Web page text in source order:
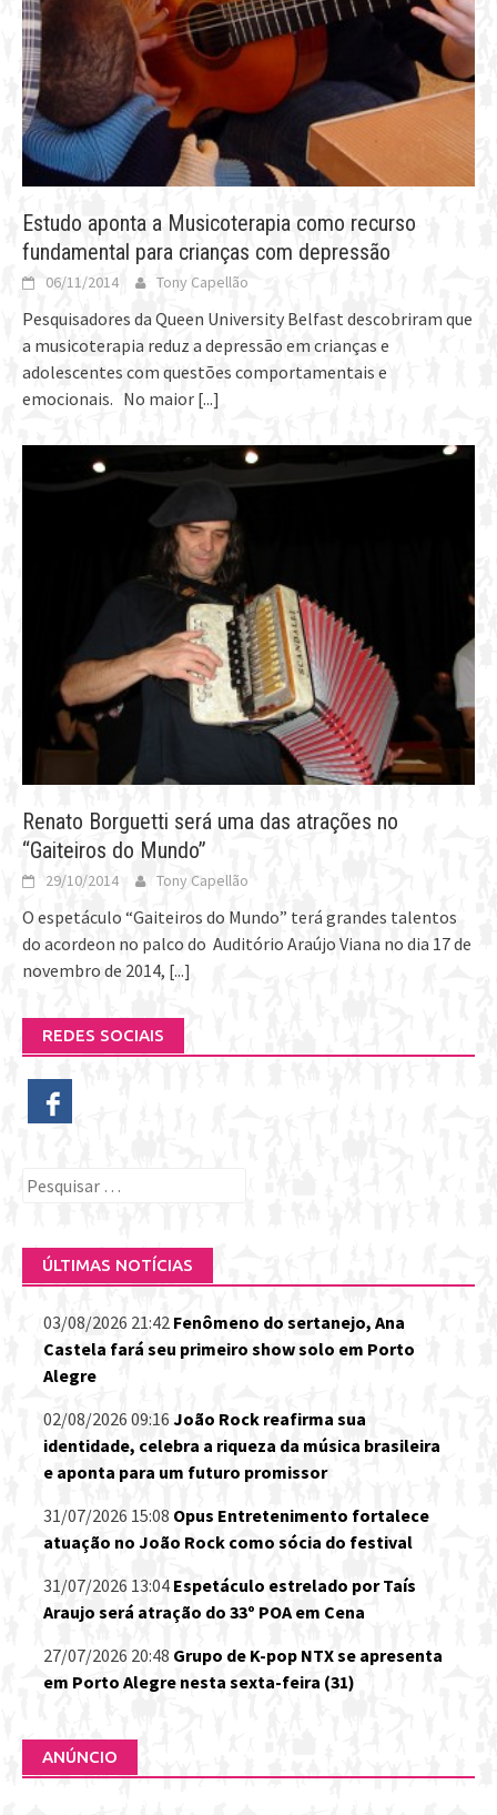
Estudo aponta a Musicoterapia como recurso
fundamental para crianças com depressão
06/11/2014 Tony Capellão
Pesquisadores da Queen University Belfast descobriram que
a musicoterapia reduz a depressão em crianças e
adolescentes com questões comportamentais e
emocionais. No maior [...]
Renato Borguetti será uma das atrações no
“Gaiteiros do Mundo”
29/10/2014 Tony Capellão
O espetáculo “Gaiteiros do Mundo” terá grandes talentos
do acordeon no palco do Auditório Araújo Viana no dia 17 de
novembro de 2014, [...]
REDES SOCIAIS
Pesquisar
ÚLTIMAS NOTÍCIAS
03/08/2026 21:42 Fenômeno do sertanejo, Ana
Castela fará seu primeiro show solo em Porto
Alegre
02/08/2026 09:16 João Rock reafirma sua
identidade, celebra a riqueza da música brasileira
e aponta para um futuro promissor
31/07/2026 15:08 Opus Entretenimento fortalece
atuação no João Rock como sócia do festival
31/07/2026 13:04 Espetáculo estrelado por Taís
Araujo será atração do 33º POA em Cena
27/07/2026 20:48 Grupo de K-pop NTX se apresenta
em Porto Alegre nesta sexta-feira (31)
ANÚNCIO